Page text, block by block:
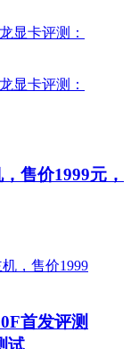
售价1999元，
首发评测
试